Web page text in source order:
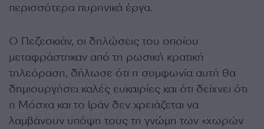
περισσότερα πυρηνικά έργα.
Ο Πεζεσκιάν, οι δηλώσεις του οποίου
μεταφράστηκαν από τη ρωσική κρατική
τηλεόραση, δήλωσε ότι η συμφωνία αυτή θα
δημιουργήσει καλές ευκαιρίες και ότι δείχνει ότι
η Μόσχα και το Ιράν δεν χρειάζεται να
λαμβάνουν υπόψη τους τη γνώμη των «χωρών